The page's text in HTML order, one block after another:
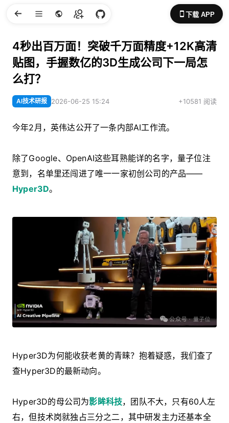
下载 APP
4秒出百万面！突破千万面精度+12K高清
贴图，手握数亿的3D生成公司下一局怎
么打？
AI技术研报 2026-06-25 15:24 +10581 阅读
今年2月，英伟达公开了一条内部AI工作流。
除了Google、OpenAI这些耳熟能详的名字，量子位注
意到，名单里还闯进了唯一一家初创公司的产品——
Hyper3D。
Hyper3D为何能收获老黄的青睐？抱着疑惑，我们查了
查Hyper3D的最新动向。
Hyper3D的母公司为影眸科技，团队不大，只有60人左
右，但技术岗就独占三分之二，其中研发主力还基本全